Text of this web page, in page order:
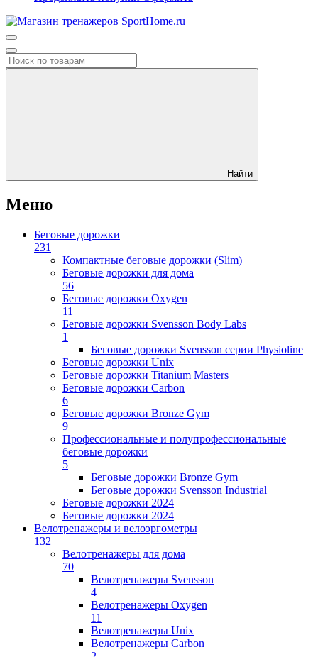
Найти
Меню
Беговые дорожки
231
Компактные беговые дорожки (Slim)
Беговые дорожки для дома
56
Беговые дорожки Oxygen
11
Беговые дорожки Svensson Body Labs
1
Беговые дорожки Svensson серии Physioline
Беговые дорожки Unix
Беговые дорожки Titanium Masters
Беговые дорожки Carbon
6
Беговые дорожки Bronze Gym
9
Профессиональные и полупрофессиональные
беговые дорожки
5
Беговые дорожки Bronze Gym
Беговые дорожки Svensson Industrial
Беговые дорожки 2024
Беговые дорожки 2024
Велотренажеры и велоэргометры
132
Велотренажеры для дома
70
Велотренажеры Svensson
4
Велотренажеры Oxygen
11
Велотренажеры Unix
Велотренажеры Carbon